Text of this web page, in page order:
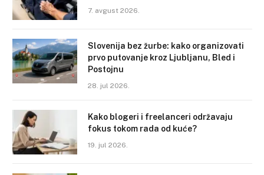
7. avgust 2026.
Slovenija bez žurbe: kako organizovati
prvo putovanje kroz Ljubljanu, Bled i
Postojnu
28. jul 2026.
Kako blogeri i freelanceri održavaju
fokus tokom rada od kuće?
19. jul 2026.